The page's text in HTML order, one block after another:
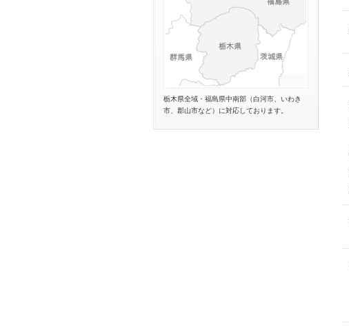
栃木県全域・福島県中南部（白河市、いわき
市、郡山市など）に対応しております。